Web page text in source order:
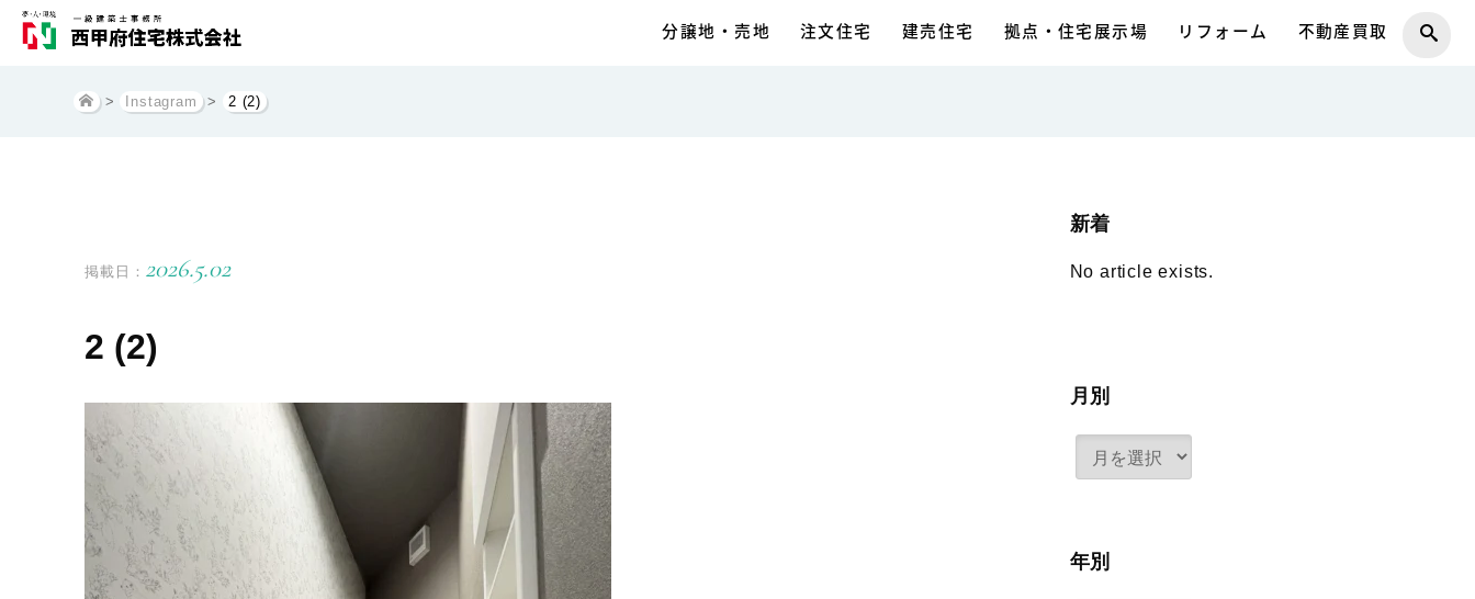
分譲地・売地 注文住宅 建売住宅 拠点・住宅展示場 リフォーム 不動産買取
> Instagram > 2 (2)
掲載日： 2026.5.02
2 (2)
新着
No article exists.
月別
年別